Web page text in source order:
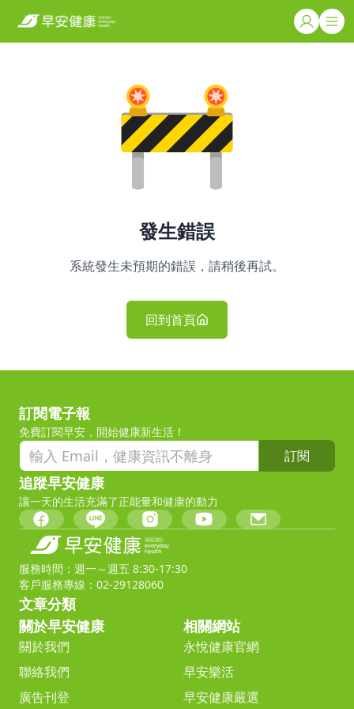
發生錯誤
系統發生未預期的錯誤，請稍後再試。
回到首頁
訂閱電子報
免費訂閱早安，開始健康新生活！
訂閱
追蹤早安健康
讓一天的生活充滿了正能量和健康的動力
服務時間：週一～週五 8:30-17:30
客戶服務專線：02-29128060
文章分類
關於早安健康
關於我們
聯絡我們
廣告刊登
相關網站
永悅健康官網
早安樂活
早安健康嚴選